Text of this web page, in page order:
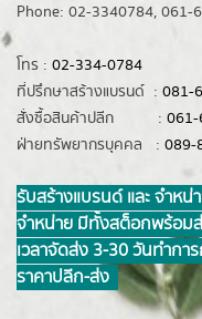
Phone: 02-3340784, 061-
โทร : 02-334-0784
ที่ปรึกษาสร้างแบรนด์ : 081-
สั่งซื้อสินค้าปลีก :
ฝ่ายทรัพยากรบุคคล : 089-
รับสร้างแบรนด์ และ จำห
จำหน่าย มีทั้งสต็อกพร้อมส่
เวลาจัดส่ง 3-30 วันทำกา
ราคาปลีก-ส่ง